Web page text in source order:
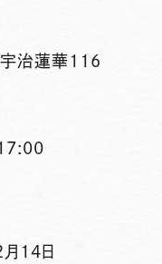
治蓮華116
17:00
14日